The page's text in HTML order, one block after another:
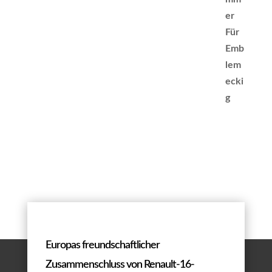
Europas freundschaftlicher
Zusammenschluss von Renault-16-